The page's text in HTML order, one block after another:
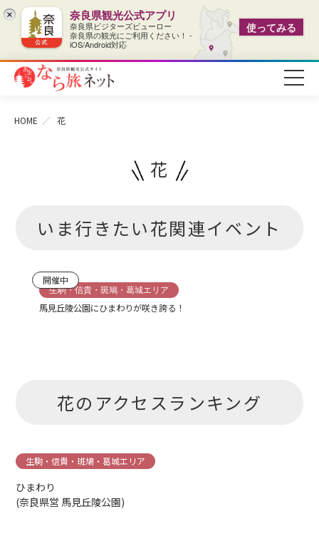
× 奈良県観光公式アプリ
奈良県ビジターズビューロー
奈良県の観光にご利用ください！ -
iOS/Android対応
使ってみる
HOME 花
花
いま行きたい花関連イベント
開催中
生駒・信貴・斑鳩・葛城エリア
馬見丘陵公園にひまわりが咲き誇る！
花のアクセスランキング
生駒・信貴・斑鳩・葛城エリア
ひまわり
(奈良県営 馬見丘陵公園)